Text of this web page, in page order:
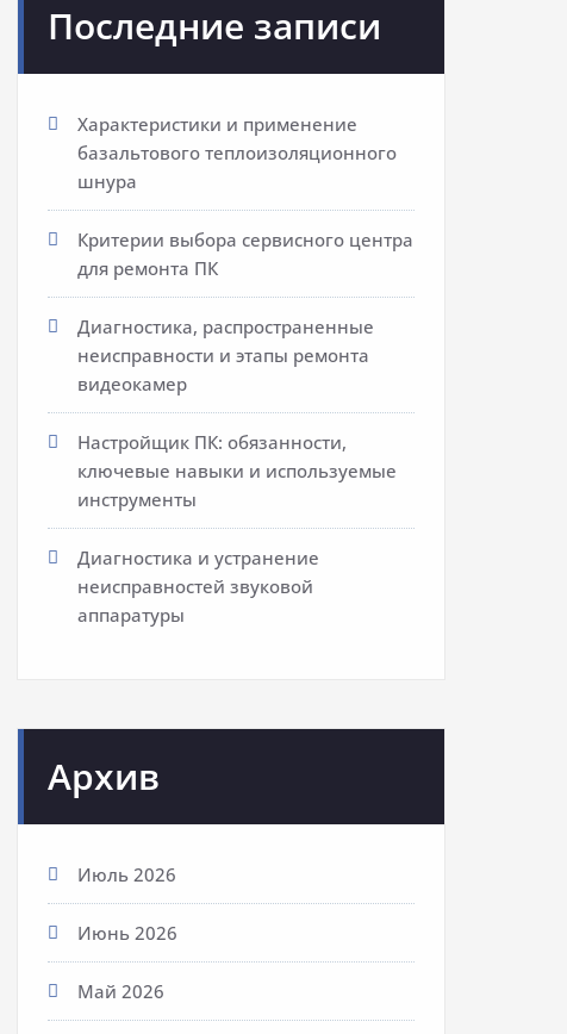
Последние записи
Характеристики и применение
базальтового теплоизоляционного
шнура
Критерии выбора сервисного центра
для ремонта ПК
Диагностика, распространенные
неисправности и этапы ремонта
видеокамер
Настройщик ПК: обязанности,
ключевые навыки и используемые
инструменты
Диагностика и устранение
неисправностей звуковой
аппаратуры
Архив
Июль 2026
Июнь 2026
Май 2026